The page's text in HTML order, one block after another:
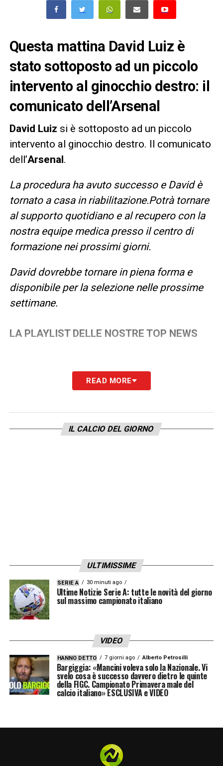
Questa mattina David Luiz è
stato sottoposto ad un piccolo
intervento al ginocchio destro: il
comunicato dell’Arsenal
David Luiz si è sottoposto ad un piccolo
intervento al ginocchio destro. Il comunicato
dell’Arsenal .
La procedura ha avuto successo e David è
tornato a casa in riabilitazione.Potrà tornare
al supporto quotidiano e al recupero con la
nostra equipe medica presso il centro di
formazione nei prossimi giorni.
David dovrebbe tornare in piena forma e
disponibile per la selezione nelle prossime
settimane.
LA PLAYLIST DELLE NOSTRE TOP NEWS
READ MORE
IL CALCIO DEL GIORNO
ULTIMISSIME
SERIE A 30 minuti ago
Ultime Notizie Serie A: tutte le novità del giorno
sul massimo campionato italiano
VIDEO
HANNO DETTO 7 giorni ago Alberto Petrosilli
Bargiggia: «Mancini voleva solo la Nazionale. Vi
svelo cosa è successo davvero dietro le quinte
della FIGC. Campionato Primavera male del
calcio italiano» ESCLUSIVA e VIDEO